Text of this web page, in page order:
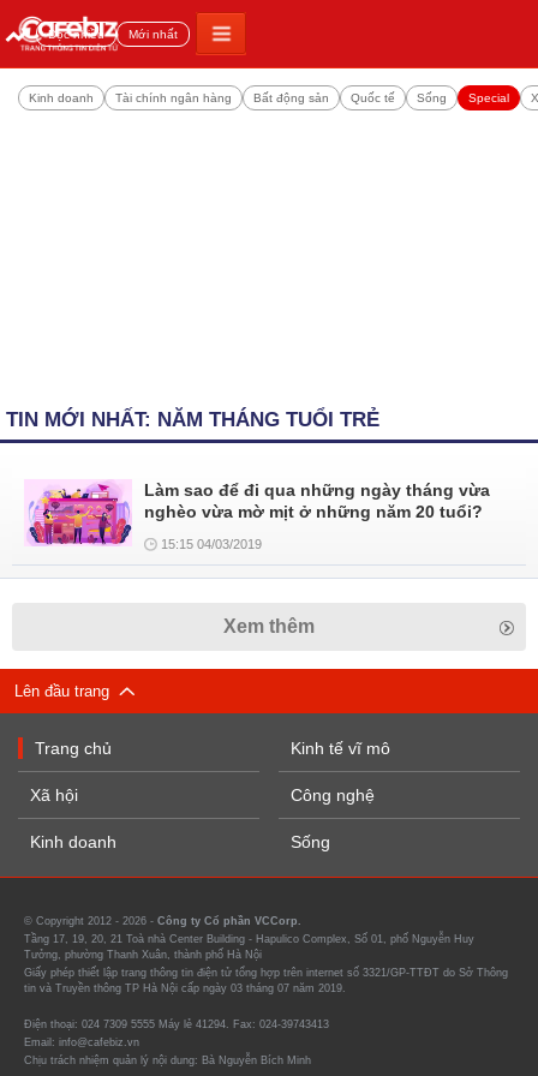
Đọc nhiều Mới nhất
Kinh doanh Tài chính ngân hàng Bất động sản Quốc tế Sống Special
TIN MỚI NHẤT: NĂM THÁNG TUỔI TRẺ
Làm sao để đi qua những ngày tháng vừa
nghèo vừa mờ mịt ở những năm 20 tuổi?
15:15 04/03/2019
Xem thêm
Lên đầu trang
Trang chủ
Xã hội
Kinh doanh
Kinh tế vĩ mô
Công nghệ
Sống
© Copyright 2012 - 2026 - Công ty Cổ phần VCCorp.
Tầng 17, 19, 20, 21 Toà nhà Center Building - Hapulico Complex, Số 01, phố Nguyễn Huy
Tưởng, phường Thanh Xuân, thành phố Hà Nội
Giấy phép thiết lập trang thông tin điện tử tổng hợp trên internet số 3321/GP-TTĐT do Sở Thông
tin và Truyền thông TP Hà Nội cấp ngày 03 tháng 07 năm 2019.
Điện thoại: 024 7309 5555 Máy lẻ 41294. Fax: 024-39743413
Email: info@cafebiz.vn
Chịu trách nhiệm quản lý nội dung: Bà Nguyễn Bích Minh